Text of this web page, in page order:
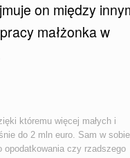
on między
małżonka w
któremu więcej małych i
do 2 mln euro. Sam w sobie
opodatkowania czy rzadszego